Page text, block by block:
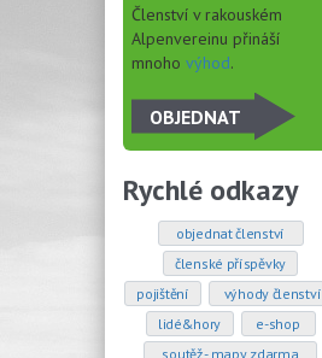
Členství v rakouském
Alpenvereinu přináší
mnoho výhod.
OBJEDNAT
Rychlé odkazy
objednat členství
členské příspěvky
pojištění
výhody členství
lidé&hory
e-shop
soutěž - mapy zdarma